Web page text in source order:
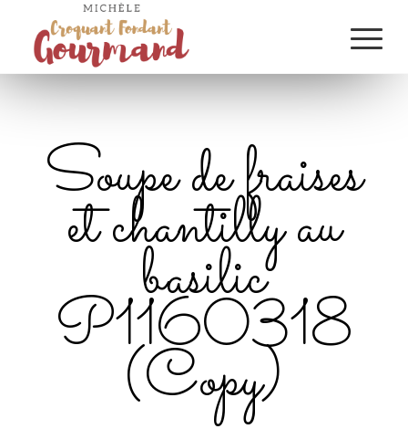
Soupe de fraises
et chantilly au
basilic
P1160318
(Copy)